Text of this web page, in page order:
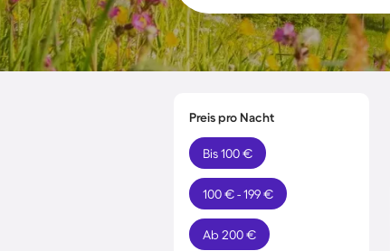
Preis pro Nacht
Bis 100 €
100 € - 199 €
Ab 200 €